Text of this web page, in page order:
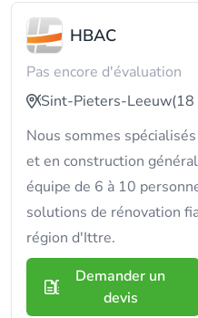
HBAC
Pas encore d'évaluation
Sint-Pieters-Leeuw(18
Nous sommes
et en construction
équipe de 6 à 10
solutions de rénovation
région d'Ittre.
Demander un
devis